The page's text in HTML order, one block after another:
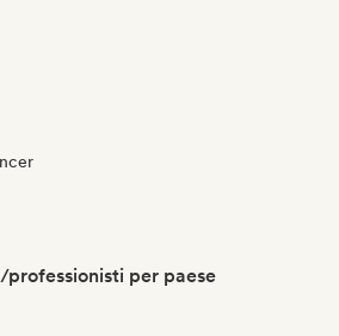
per paese